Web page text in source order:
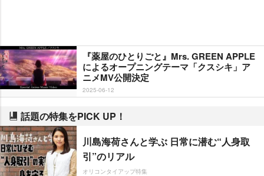
『薬屋のひとりごと』Mrs. GREEN APPLE
によるオープニングテーマ「クスシキ」ア
ニメMV公開決定
2025-06-12
話題の特集をPICK UP！
川島海荷さんと学ぶ 日常に潜む“人身取
引”のリアル
オリコンタイアップ特集